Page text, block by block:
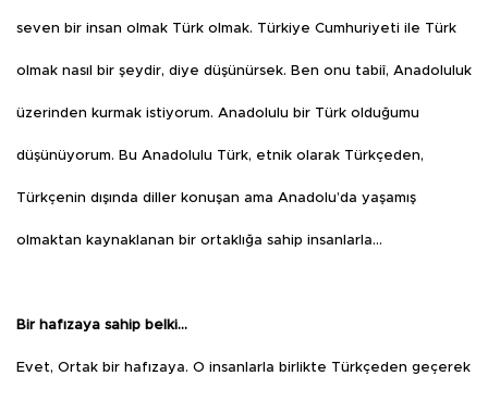
seven bir insan olmak Türk olmak. Türkiye Cumhuriyeti ile Türk
olmak nasıl bir şeydir, diye düşünürsek. Ben onu tabiî, Anadoluluk
üzerinden kurmak istiyorum. Anadolulu bir Türk olduğumu
düşünüyorum. Bu Anadolulu Türk, etnik olarak Türkçeden,
Türkçenin dışında diller konuşan ama Anadolu’da yaşamış
olmaktan kaynaklanan bir ortaklığa sahip insanlarla…
Bir hafızaya sahip belki…
Evet, Ortak bir hafızaya. O insanlarla birlikte Türkçeden geçerek